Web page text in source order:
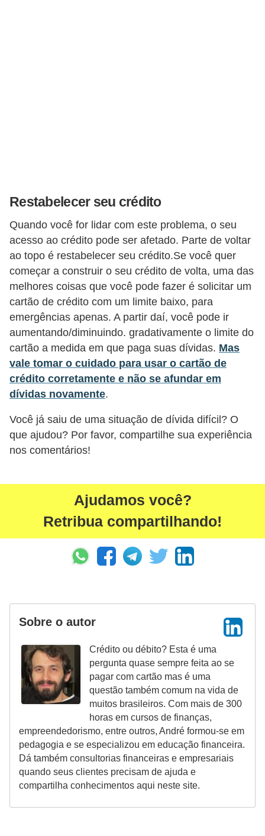
Restabelecer seu crédito
Quando você for lidar com este problema, o seu
acesso ao crédito pode ser afetado. Parte de voltar
ao topo é restabelecer seu crédito.Se você quer
começar a construir o seu crédito de volta, uma das
melhores coisas que você pode fazer é solicitar um
cartão de crédito com um limite baixo, para
emergências apenas. A partir daí, você pode ir
aumentando/diminuindo. gradativamente o limite do
cartão a medida em que paga suas dívidas. Mas
vale tomar o cuidado para usar o cartão de
crédito corretamente e não se afundar em
dívidas novamente.
Você já saiu de uma situação de dívida difícil? O
que ajudou? Por favor, compartilhe sua experiência
nos comentários!
Ajudamos você?
Retribua compartilhando!
Sobre o autor
Crédito ou débito? Esta é uma
pergunta quase sempre feita ao se
pagar com cartão mas é uma
questão também comum na vida de
muitos brasileiros. Com mais de 300
horas em cursos de finanças,
empreendedorismo, entre outros, André formou-se em
pedagogia e se especializou em educação financeira.
Dá também consultorias financeiras e empresariais
quando seus clientes precisam de ajuda e
compartilha conhecimentos aqui neste site.
a
m
a
s
d
e
r
e
c
o
m
e
n
s